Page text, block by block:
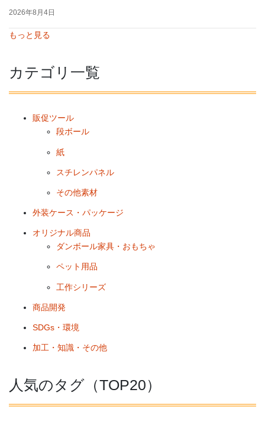
2026年8月4日
もっと見る
カテゴリ一覧
販促ツール
段ボール
紙
スチレンパネル
その他素材
外装ケース・パッケージ
オリジナル商品
ダンボール家具・おもちゃ
ペット用品
工作シリーズ
商品開発
SDGs・環境
加工・知識・その他
人気のタグ（TOP20）